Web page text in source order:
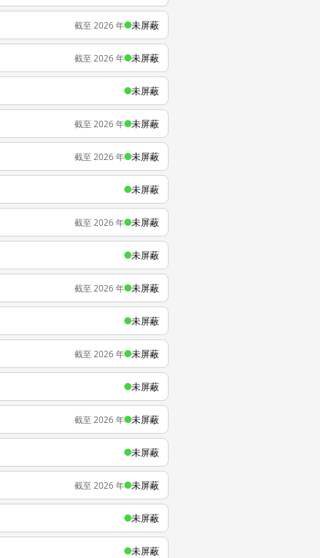
截至 2026 年 未屏蔽
截至 2026 年 未屏蔽
未屏蔽
截至 2026 年 未屏蔽
截至 2026 年 未屏蔽
未屏蔽
截至 2026 年 未屏蔽
未屏蔽
截至 2026 年 未屏蔽
未屏蔽
截至 2026 年 未屏蔽
未屏蔽
截至 2026 年 未屏蔽
未屏蔽
截至 2026 年 未屏蔽
未屏蔽
未屏蔽